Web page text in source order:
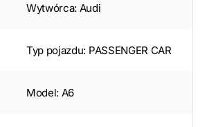
Wytwórca: Audi
Typ pojazdu: PASSENGER CAR
Model: A6